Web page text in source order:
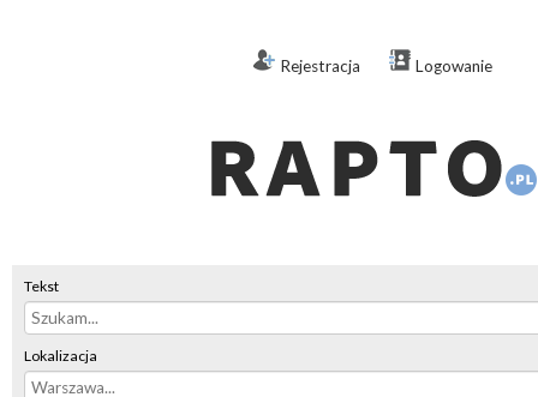
Rejestracja Logowanie
Tekst
Lokalizacja